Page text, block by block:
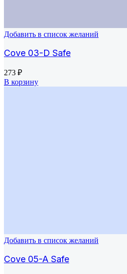
Добавить в список желаний
Cove 03-D Safe
273 ₽
В корзину
Добавить в список желаний
Cove 05-A Safe